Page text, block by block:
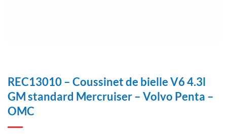
REC13010 – Coussinet de bielle V6 4.3l
GM standard Mercruiser – Volvo Penta –
OMC